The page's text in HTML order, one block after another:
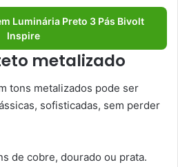
Luminária Preto 3 Pás Bivolt
Inspire
metalizado
tons metalizados pode ser
sofisticadas, sem perder
de cobre, dourado ou prata.